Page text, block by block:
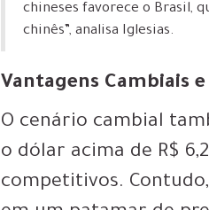
chineses favorece o Brasil,
chinês”, analisa Iglesias.
Vantagens Cambiais
O cenário cambial
o dólar acima de R$
competitivos.